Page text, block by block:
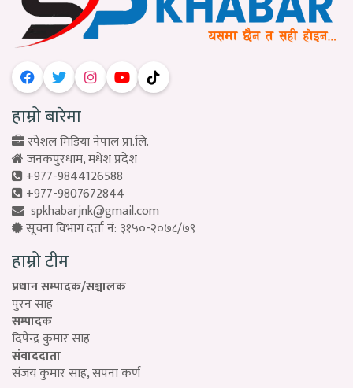
हाम्रो बारेमा
स्पेशल मिडिया नेपाल प्रा.लि.
जनकपुरधाम, मधेश प्रदेश
+977-9844126588
+977-9807672844
spkhabarjnk@gmail.com
सूचना विभाग दर्ता नं: ३१५०-२०७८/७९
हाम्रो टीम
प्रधान सम्पादक/सञ्चालक
पुरन साह
सम्पादक
दिपेन्द्र कुमार साह
संवाददाता
संजय कुमार साह, सपना कर्ण